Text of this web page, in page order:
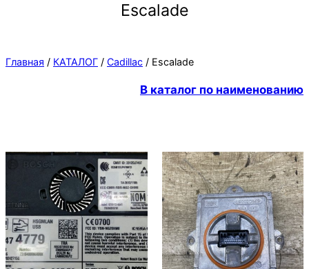
Escalade
Главная / КАТАЛОГ / Cadillac / Escalade
В каталог по наименованию